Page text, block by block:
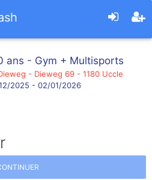
ans - Gym + Multisports
- Dieweg 69 - 1180 Uccle
2025 - 02/01/2026